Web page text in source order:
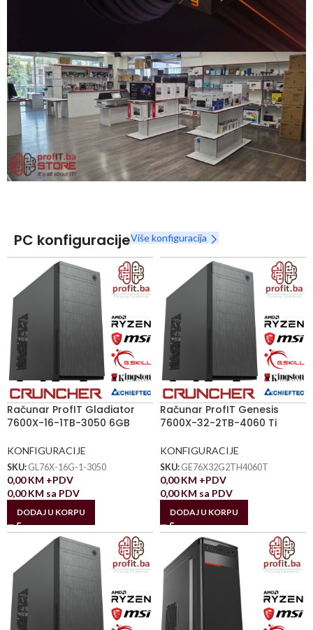
Snaga radnih stanica nikada nije bila povoljnija
Nova Ryzen 7000 serija
Naruči
PC konfiguracijeViše konfiguracija
Računar ProfIT Gladiator
7600X-16-1TB-3050 6GB
KONFIGURACIJE
SKU: GL76X-16G-1-3050
0,00KM +PDV
0,00KM sa PDV
DODAJ U KORPU
Računar ProfIT Genesis
7600X-32-2TB-4060 Ti
KONFIGURACIJE
SKU: GE76X32G2TH4060T
0,00KM +PDV
0,00KM sa PDV
DODAJ U KORPU